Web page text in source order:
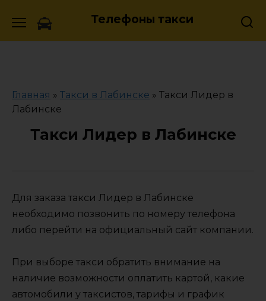
Телефоны такси
Главная » Такси в Лабинске » Такси Лидер в
Лабинске
Такси Лидер в Лабинске
Для заказа такси Лидер в Лабинске
необходимо позвонить по номеру телефона
либо перейти на официальный сайт компании.
При выборе такси обратить внимание на
наличие возможности оплатить картой, какие
автомобили у таксистов, тарифы и график